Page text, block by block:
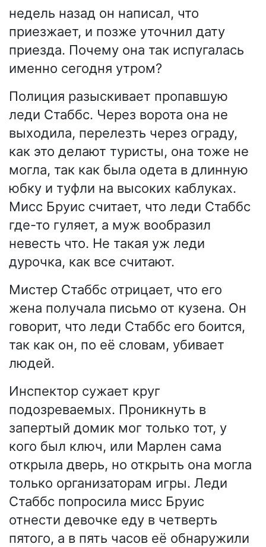
недель назад он написал, что
приезжает, и позже уточнил дату
приезда. Почему она так испугалась
именно сегодня утром?
Полиция разыскивает пропавшую
леди Стаббс. Через ворота она не
выходила, перелезть через ограду,
как это делают туристы, она тоже не
могла, так как была одета в длинную
юбку и туфли на высоких каблуках.
Мисс Бруис считает, что леди Стаббс
где-то гуляет, а муж вообразил
невесть что. Не такая уж леди
дурочка, как все считают.
Мистер Стаббс отрицает, что его
жена получала письмо от кузена. Он
говорит, что леди Стаббс его боится,
так как он, по её словам, убивает
людей.
Инспектор сужает круг
подозреваемых. Проникнуть в
запертый домик мог только тот, у
кого был ключ, или Марлен сама
открыла дверь, но открыть она могла
только организаторам игры. Леди
Стаббс попросила мисс Бруис
отнести девочке еду в четверть
пятого, а в пять часов её обнаружили